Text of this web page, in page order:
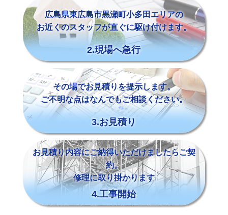
広島県東広島市黒瀬町小多田エリアの
お近くのスタッフが直ぐに駆け付けます。
2.現場へ急行
その場でお見積りを提示します。
ご不明な点はなんでもご相談ください。
3.お見積り
お見積り内容にご納得いただけましたらご契
約。
修理に取り掛かります
4.工事開始